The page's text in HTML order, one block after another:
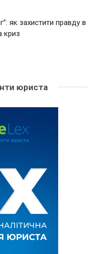
як захистити правду в
криз
юриста